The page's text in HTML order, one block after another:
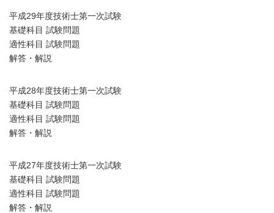
平成29年度技術士第一次試験
基礎科目 試験問題
適性科目 試験問題
解答・解説
平成28年度技術士第一次試験
基礎科目 試験問題
適性科目 試験問題
解答・解説
平成27年度技術士第一次試験
基礎科目 試験問題
適性科目 試験問題
解答・解説